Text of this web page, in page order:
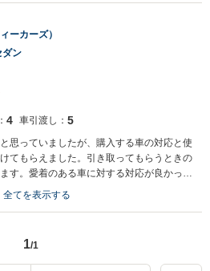
ーカーズ）
ダン
4 車引渡し： 5
思っていましたが、購入する車の対応と使
てもらえました。引き取ってもらうときの
す。愛着のある車に対する対応が良かっ
てを表示する
1/1